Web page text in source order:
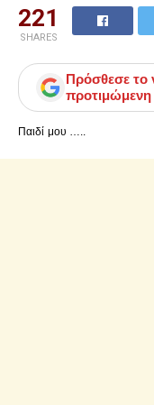
221
SHARES
Πρόσθεσε το
Παιδί μου …..